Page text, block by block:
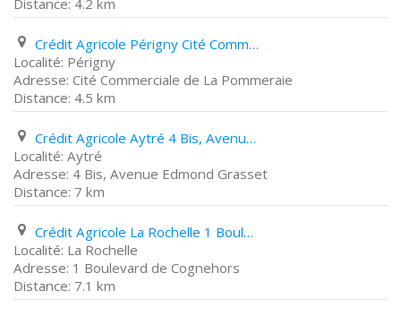
4.2 km
Crédit Agricole Périgny Cité Commerciale de La Pommeraie
Périgny
Cité Commerciale de La Pommeraie
4.5 km
Crédit Agricole Aytré 4 Bis, Avenue Edmond Grasset
Aytré
4 Bis, Avenue Edmond Grasset
7 km
Crédit Agricole La Rochelle 1 Boulevard de Cognehors
La Rochelle
1 Boulevard de Cognehors
7.1 km